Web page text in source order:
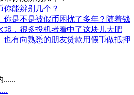
你能辨别几个？
你是不是被假币困扰了多年？随着钱
起，很多投机者看中了这块儿大肥
也有向熟悉的朋友贷款用假币做抵押